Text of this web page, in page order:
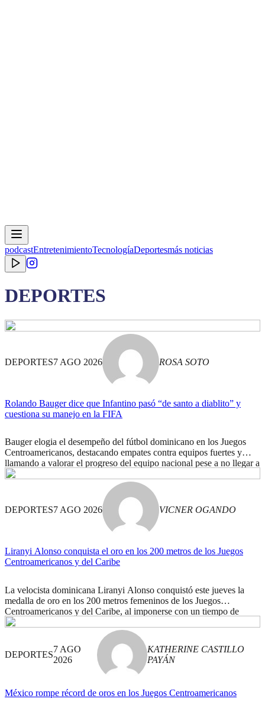
podcastEntretenimientoTecnologíaDeportesmás noticias
DEPORTES
DEPORTES7 AGO 2026 ROSA SOTO
Rolando Bauger dice que Infantino pasó “de santo a diablito” y
cuestiona su manejo en la FIFA
Bauger elogia el desempeño del fútbol dominicano en los Juegos
Centroamericanos, destacando empates contra equipos fuertes y
llamando a valorar el progreso del equipo nacional pese a no llegar a
la final.
DEPORTES7 AGO 2026 VICNER OGANDO
Liranyi Alonso conquista el oro en los 200 metros de los Juegos
Centroamericanos y del Caribe
La velocista dominicana Liranyi Alonso conquistó este jueves la
medalla de oro en los 200 metros femeninos de los Juegos
Centroamericanos y del Caribe, al imponerse con un tiempo de
23.07 segundos en la final disputada en el Estadio Olímpico Félix
Sánchez. Alonso, de 20 años y principal favorita de la prueba,
DEPORTES
7 AGO
2026
KATHERINE CASTILLO
PAYÁN
México rompe récord de oros en los Juegos Centroamericanos